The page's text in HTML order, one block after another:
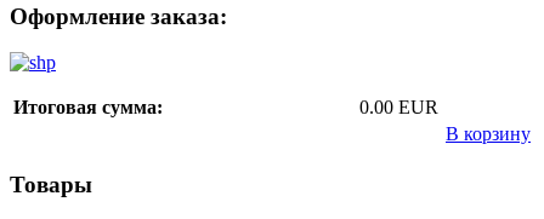
Оформление заказа:
Итоговая сумма:
0.00 EUR
В корзину
Товары